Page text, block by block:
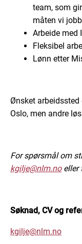
team, som
måten vi
Arbeide med
Fleksibel
Lønn etter
Ønsket
Oslo, men andre
For spørsmål om
kgilje@nlm.noeller
Søknad, CV og
kgilje@nlm.no